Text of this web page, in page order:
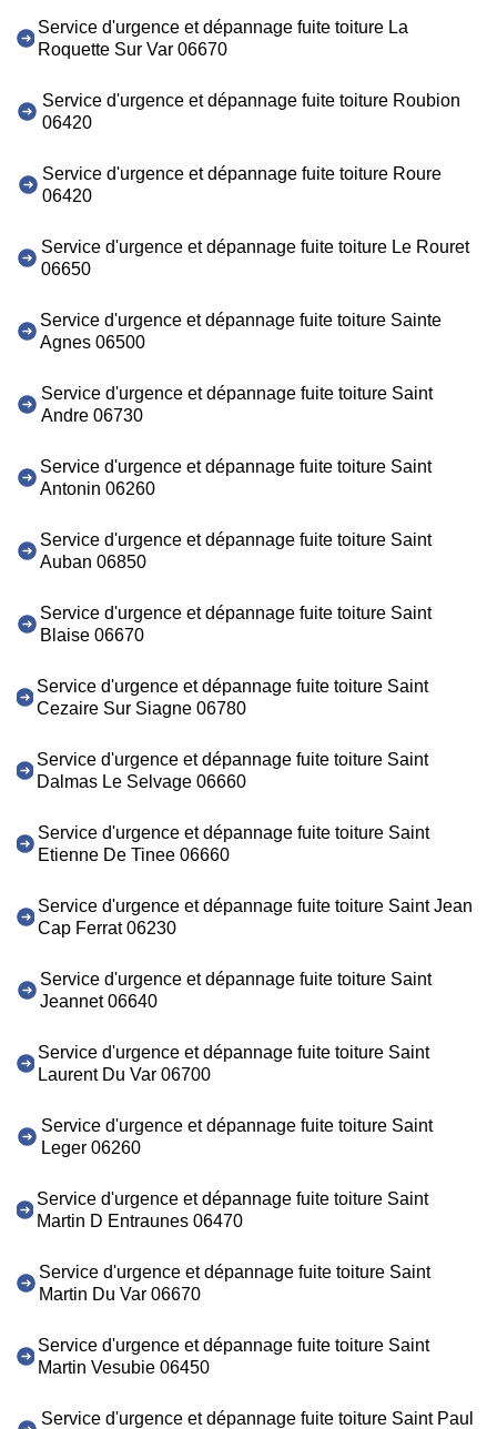
Service d'urgence et dépannage fuite toiture La
Roquette Sur Var 06670
Service d'urgence et dépannage fuite toiture Roubion
06420
Service d'urgence et dépannage fuite toiture Roure
06420
Service d'urgence et dépannage fuite toiture Le Rouret
06650
Service d'urgence et dépannage fuite toiture Sainte
Agnes 06500
Service d'urgence et dépannage fuite toiture Saint
Andre 06730
Service d'urgence et dépannage fuite toiture Saint
Antonin 06260
Service d'urgence et dépannage fuite toiture Saint
Auban 06850
Service d'urgence et dépannage fuite toiture Saint
Blaise 06670
Service d'urgence et dépannage fuite toiture Saint
Cezaire Sur Siagne 06780
Service d'urgence et dépannage fuite toiture Saint
Dalmas Le Selvage 06660
Service d'urgence et dépannage fuite toiture Saint
Etienne De Tinee 06660
Service d'urgence et dépannage fuite toiture Saint Jean
Cap Ferrat 06230
Service d'urgence et dépannage fuite toiture Saint
Jeannet 06640
Service d'urgence et dépannage fuite toiture Saint
Laurent Du Var 06700
Service d'urgence et dépannage fuite toiture Saint
Leger 06260
Service d'urgence et dépannage fuite toiture Saint
Martin D Entraunes 06470
Service d'urgence et dépannage fuite toiture Saint
Martin Du Var 06670
Service d'urgence et dépannage fuite toiture Saint
Martin Vesubie 06450
Service d'urgence et dépannage fuite toiture Saint Paul